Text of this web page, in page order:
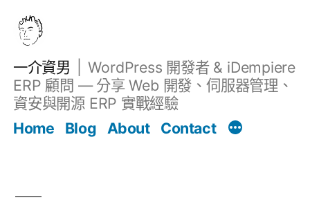
一介資男
WordPress 開發者 & iDempiere
ERP 顧問 — 分享 Web 開發、伺服器管理、
資安與開源 ERP 實戰經驗
Home
Blog About Contact
文章